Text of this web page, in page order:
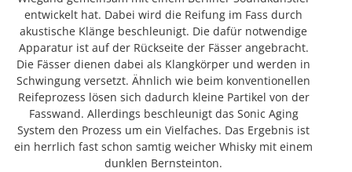
entwickelt hat. Dabei wird die Reifung im Fass durch
akustische Klänge beschleunigt. Die dafür notwendige
Apparatur ist auf der Rückseite der Fässer angebracht.
Die Fässer dienen dabei als Klangkörper und werden in
Schwingung versetzt. Ähnlich wie beim konventionellen
Reifeprozess lösen sich dadurch kleine Partikel von der
Fasswand. Allerdings beschleunigt das Sonic Aging
System den Prozess um ein Vielfaches. Das Ergebnis ist
ein herrlich fast schon samtig weicher Whisky mit einem
dunklen Bernsteinton.